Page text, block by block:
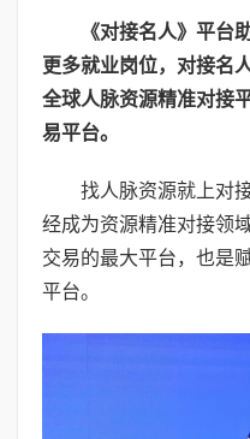
《对接名人》平台
更多就业岗位， 对接名
全球人脉资源精准对接
易平台。
找人脉资源就上对
经成为资源精准对接领
交易的最大平台，也是
平台。